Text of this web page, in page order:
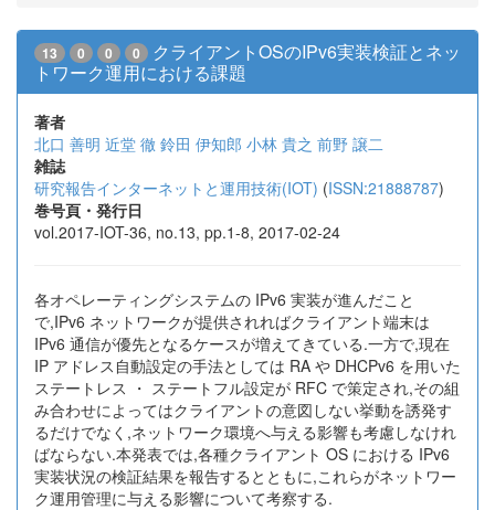
13 0 0 0
クライアントOSのIPv6実装検証とネッ
トワーク運用における課題
著者
北口 善明 近堂 徹 鈴田 伊知郎 小林 貴之 前野 譲二
雑誌
研究報告インターネットと運用技術(IOT) (ISSN:21888787)
巻号頁・発行日
vol.2017-IOT-36, no.13, pp.1-8, 2017-02-24
各オペレーティングシステムの IPv6 実装が進んだこと
で,IPv6 ネットワークが提供されればクライアント端末は
IPv6 通信が優先となるケースが増えてきている.一方で,現在
IP アドレス自動設定の手法としては RA や DHCPv6 を用いた
ステートレス ・ ステートフル設定が RFC で策定され,その組
み合わせによってはクライアントの意図しない挙動を誘発す
るだけでなく,ネットワーク環境へ与える影響も考慮しなけれ
ばならない.本発表では,各種クライアント OS における IPv6
実装状況の検証結果を報告するとともに,これらがネットワー
ク運用管理に与える影響について考察する.